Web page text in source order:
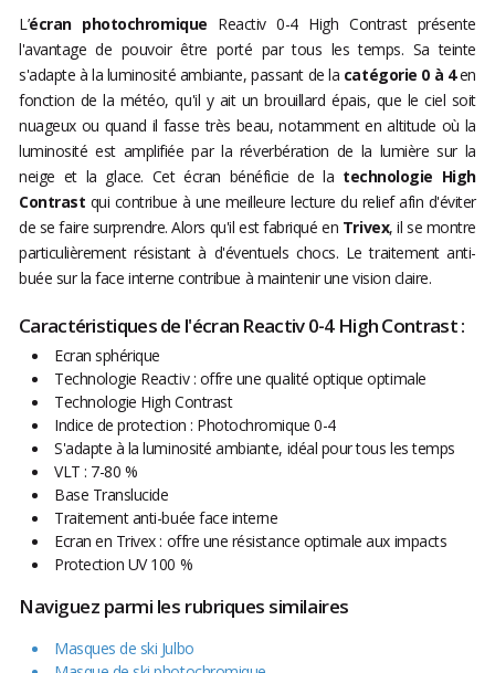
L’écran photochromique Reactiv 0-4 High Contrast présente
l'avantage de pouvoir être porté par tous les temps. Sa teinte
s'adapte à la luminosité ambiante, passant de la catégorie 0 à 4en
fonction de la météo, qu'il y ait un brouillard épais, que le ciel soit
nuageux ou quand il fasse très beau, notamment en altitude où la
luminosité est amplifiée par la réverbération de la lumière sur la
neige et la glace. Cet écran bénéficie de la technologie High
Contrast qui contribue à une meilleure lecture du relief afin d'éviter
de se faire surprendre. Alors qu'il est fabriqué en Trivex, il se montre
particulièrement résistant à d'éventuels chocs. Le traitement anti-
buée sur la face interne contribue à maintenir une vision claire.
Caractéristiques de l'écran Reactiv 0-4 High Contrast :
Ecran sphérique
Technologie Reactiv : offre une qualité optique optimale
Technologie High Contrast
Indice de protection : Photochromique 0-4
S'adapte à la luminosité ambiante, idéal pour tous les temps
VLT : 7-80 %
Base Translucide
Traitement anti-buée face interne
Ecran en Trivex : offre une résistance optimale aux impacts
Protection UV 100 %
Naviguez parmi les rubriques similaires
Masques de ski Julbo